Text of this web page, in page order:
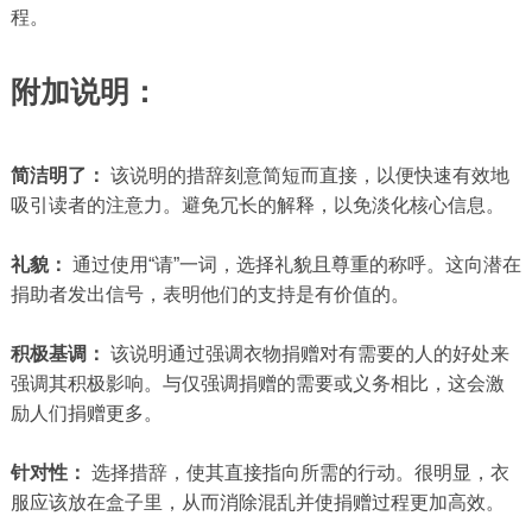
程。
附加说明：
简洁明了： 该说明的措辞刻意简短而直接，以便快速有效地
吸引读者的注意力。避免冗长的解释，以免淡化核心信息。
礼貌： 通过使用“请”一词，选择礼貌且尊重的称呼。这向潜在
捐助者发出信号，表明他们的支持是有价值的。
积极基调： 该说明通过强调衣物捐赠对有需要的人的好处来
强调其积极影响。与仅强调捐赠的需要或义务相比，这会激
励人们捐赠更多。
针对性： 选择措辞，使其直接指向所需的行动。很明显，衣
服应该放在盒子里，从而消除混乱并使捐赠过程更加高效。